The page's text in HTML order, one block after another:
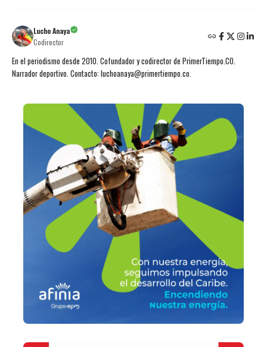
Lucho Anaya
Codirector
En el periodismo desde 2010. Cofundador y codirector de PrimerTiempo.CO.
Narrador deportivo. Contacto: luchoanaya@primertiempo.co.